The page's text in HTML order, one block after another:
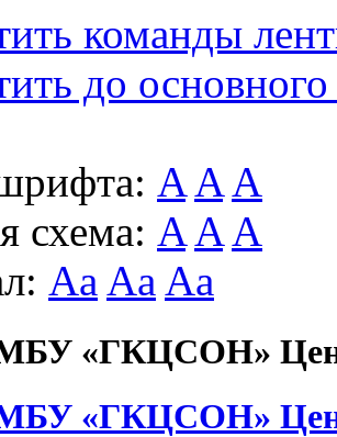
команды
до основного
A A A
схема: A A A
Aa Aa Aa
«ГКЦСОН»
«ГКЦСОН»